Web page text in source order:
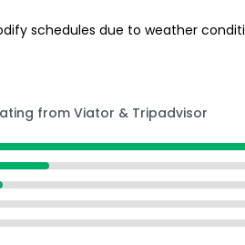
schedules due to weather
from Viator & Tripadvisor